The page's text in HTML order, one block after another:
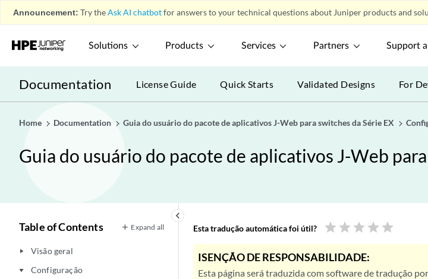
Announcement: Try theAsk AI chatbotfor answers to your technical questions about Juniper products and
Solutions Products Services Partners Support
Documentation License Guide Quick Starts Validated Designs For
Home Documentation Guia do usuário do pacote de aplicativos J-Web para switches da Série EX
Guia do usuário do pacote de aplicativos J-Web
keyboard_arrow_left
Table of Contents Expand all
play_arrow Visão geral
play_arrow Configuração
Esta tradução automática foi útil? star star star star star
ISENÇÃO DE RESPONSABILIDADE:
Esta página será traduzida com software de tradução